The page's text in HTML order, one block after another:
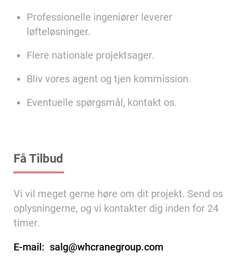
Professionelle ingeniører leverer
løfteløsninger.
Flere nationale projektsager.
Bliv vores agent og tjen kommission.
Eventuelle spørgsmål, kontakt os.
Få Tilbud
Vi vil meget gerne høre om dit projekt. Send os
oplysningerne, og vi kontakter dig inden for 24
timer.
E-mail: salg@whcranegroup.com